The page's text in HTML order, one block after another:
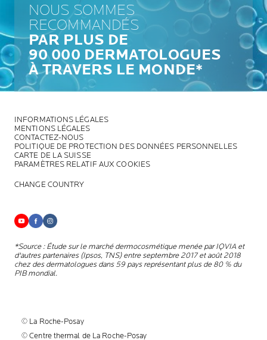
NOUS SOMMES
RECOMMANDÉS
PAR PLUS DE
90 000 DERMATOLOGUES
À TRAVERS LE MONDE*
INFORMATIONS LÉGALES
MENTIONS LÉGALES
CONTACTEZ-NOUS
POLITIQUE DE PROTECTION DES DONNÉES PERSONNELLES
CARTE DE LA SUISSE
PARAMÈTRES RELATIF AUX COOKIES
CHANGE COUNTRY
*Source : Étude sur le marché dermocosmétique menée par IQVIA et
d'autres partenaires (Ipsos, TNS) entre septembre 2017 et août 2018
chez des dermatologues dans 59 pays représentant plus de 80 % du
PIB mondial.
© La Roche-Posay
© Centre thermal de La Roche-Posay